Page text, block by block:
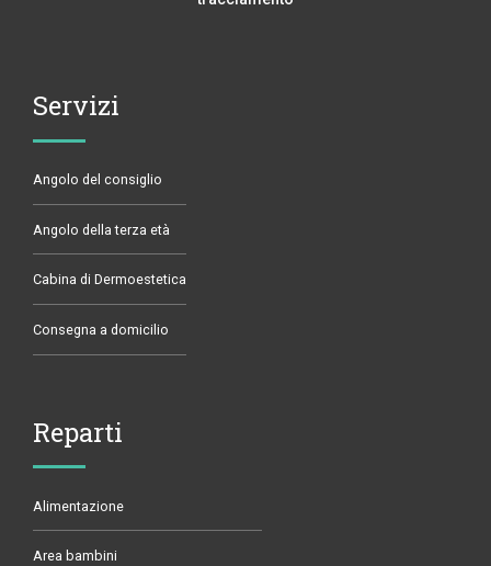
Servizi
Angolo del consiglio
Angolo della terza età
Cabina di Dermoestetica
Consegna a domicilio
Reparti
Alimentazione
Area bambini